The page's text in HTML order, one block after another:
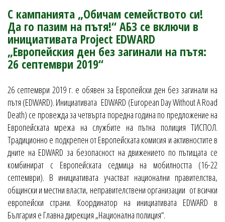
С кампанията „Обичам семейството си!
Да го пазим на пътя!“ АБЗ се включи в
инициативата Project EDWARD
„Европейския ден без загинали на пътя:
26 септември 2019“
26 септември 2019 г. е обявен за Европейски ден без загинали на
пътя (EDWARD). Инициативата EDWARD (European Day Without A Road
Death) се провежда за четвърта поредна година по предложение на
Европейската мрежа на службите на пътна полиция ТИСПОЛ.
Традиционно е подкрепен от Европейската комисия и активностите в
дните на EDWARD за безопасност на движението по пътищата се
комбинират с Европейската седмица на мобилността (16-22
септември). В инициативата участват национални правителства,
общински и местни власти, неправителствени организации от всички
европейски страни. Координатор на инициативата EDWARD в
България е Главна дирекция „Национална полиция“.